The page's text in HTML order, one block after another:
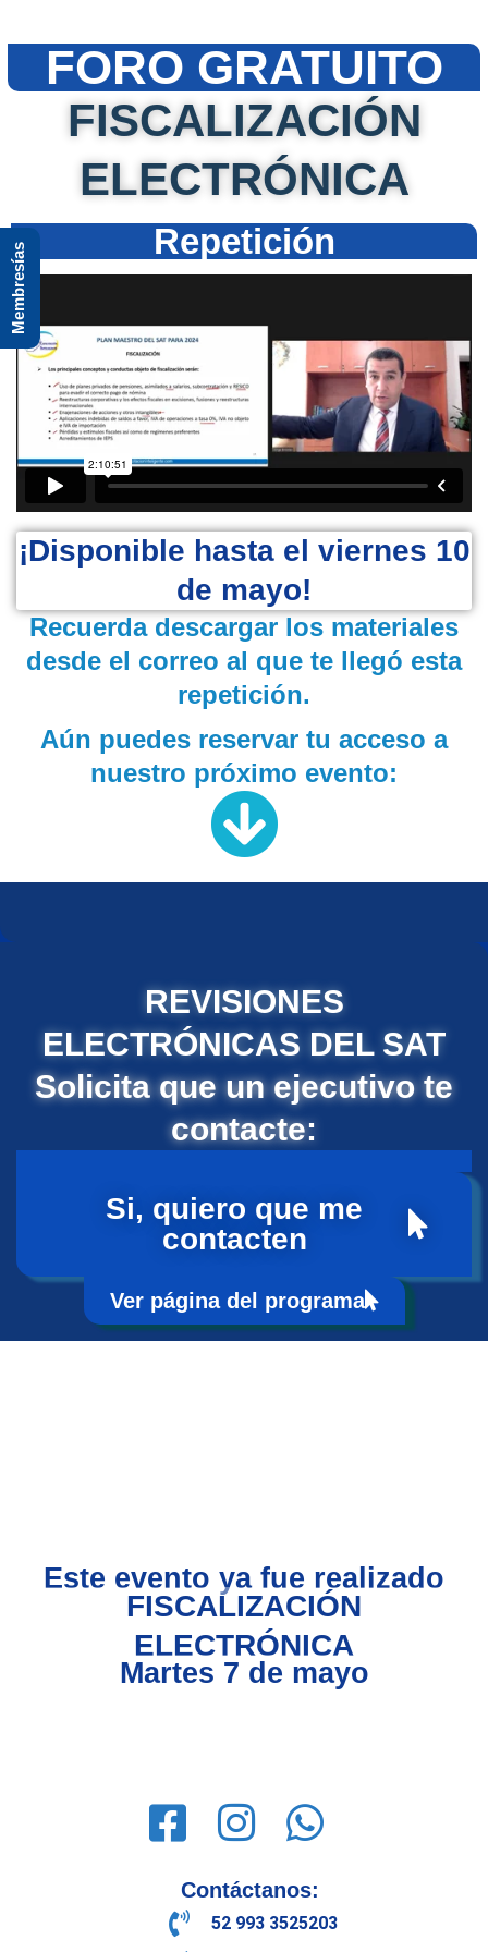
FORO GRATUITO
FISCALIZACIÓN
ELECTRÓNICA
Repetición
¡Disponible hasta el viernes 10
de mayo!
Recuerda descargar los materiales
desde el correo al que te llegó esta
repetición.
Aún puedes reservar tu acceso a
nuestro próximo evento:
REVISIONES
ELECTRÓNICAS DEL SAT
Solicita que un ejecutivo te
contacte:
Si, quiero que me
contacten
Ver página del programa
Este evento ya fue realizado
FISCALIZACIÓN
ELECTRÓNICA
Martes 7 de mayo
Contáctanos:
52 993 3525203
Membresías